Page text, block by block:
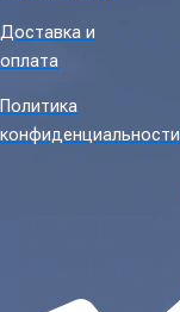
Доставка и
оплата
Политика
конфиденциальности